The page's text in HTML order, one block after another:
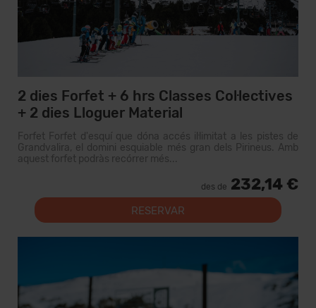
2 dies Forfet + 6 hrs Classes Col·lectives
+ 2 dies Lloguer Material
Forfet Forfet d'esquí que dóna accés il·limitat a les pistes de
Grandvalira, el domini esquiable més gran dels Pirineus. Amb
aquest forfet podràs recórrer més...
des de 232,14 €
RESERVAR